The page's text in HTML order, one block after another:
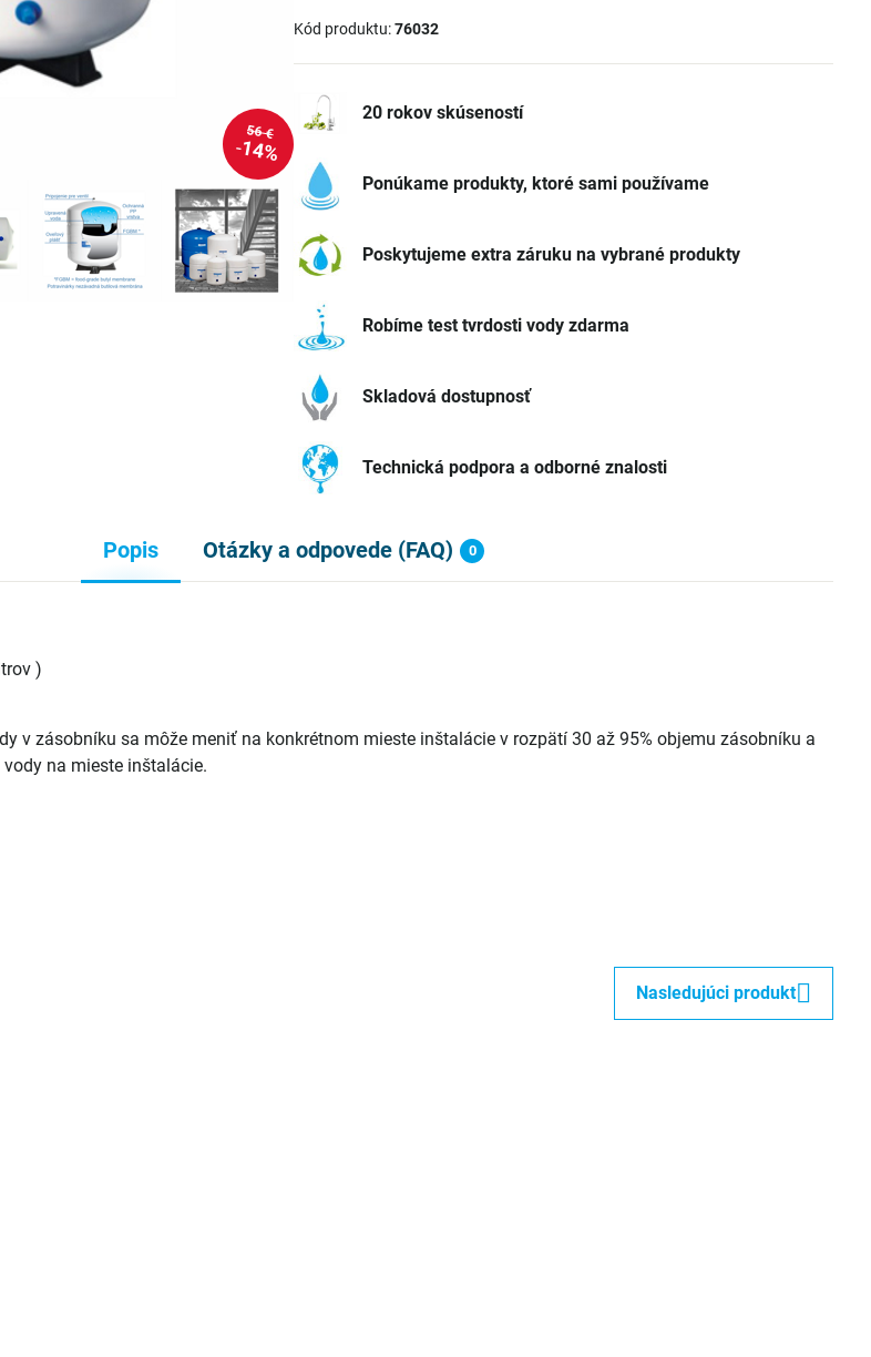
56 €
14%
Kód produktu:76032
20 rokov skúseností
Ponúkame produkty, ktoré sami používame
Poskytujeme extra záruku na vybrané produkty
Robíme test tvrdosti vody zdarma
Skladová dostupnosť
Technická podpora a odborné znalosti
Popis Otázky a odpovede (FAQ) 0
)
v zásobníku sa môže meniť na konkrétnom mieste inštalácie v rozpätí 30 až 95% objemu zásobníku a
na mieste inštalácie.
Nasledujúci produkt